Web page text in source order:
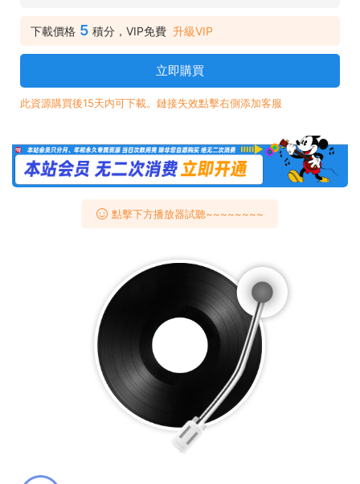
下載價格 5 積分，VIP免費 升級VIP
立即購買
此資源購買後15天内可下載。鏈接失效點擊右側添加客服
點擊下方播放器試聽~~~~~~~~